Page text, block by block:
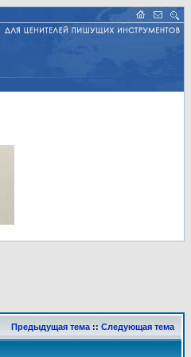
Предыдущая тема :: Следующая тема